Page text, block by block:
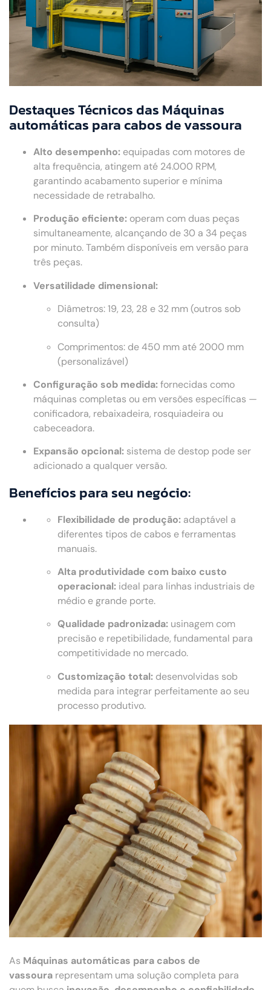
Destaques Técnicos das Máquinas
automáticas para cabos de vassoura
Alto desempenho: equipadas com motores de
alta frequência, atingem até 24.000 RPM,
garantindo acabamento superior e mínima
necessidade de retrabalho.
Produção eficiente: operam com duas peças
simultaneamente, alcançando de 30 a 34 peças
por minuto. Também disponíveis em versão para
três peças.
Versatilidade dimensional:
Diâmetros: 19, 23, 28 e 32 mm (outros sob
consulta)
Comprimentos: de 450 mm até 2000 mm
(personalizável)
Configuração sob medida:fornecidas como
máquinas completas ou em versões específicas —
conificadora, rebaixadeira, rosquiadeira ou
cabeceadora.
Expansão opcional: sistema de destop pode ser
adicionado a qualquer versão.
Benefícios para seu negócio:
Flexibilidade de produção: adaptável a
diferentes tipos de cabos e ferramentas
manuais.
Alta produtividade com baixo custo
operacional: ideal para linhas industriais de
médio e grande porte.
Qualidade padronizada: usinagem com
precisão e repetibilidade, fundamental para
competitividade no mercado.
Customização total: desenvolvidas sob
medida para integrar perfeitamente ao seu
processo produtivo.
As Máquinas automáticas para cabos de
vassoura representam uma solução completa para